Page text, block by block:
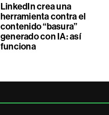
LinkedIn crea una
herramienta contra el
contenido “basura”
generado con IA: así
funciona